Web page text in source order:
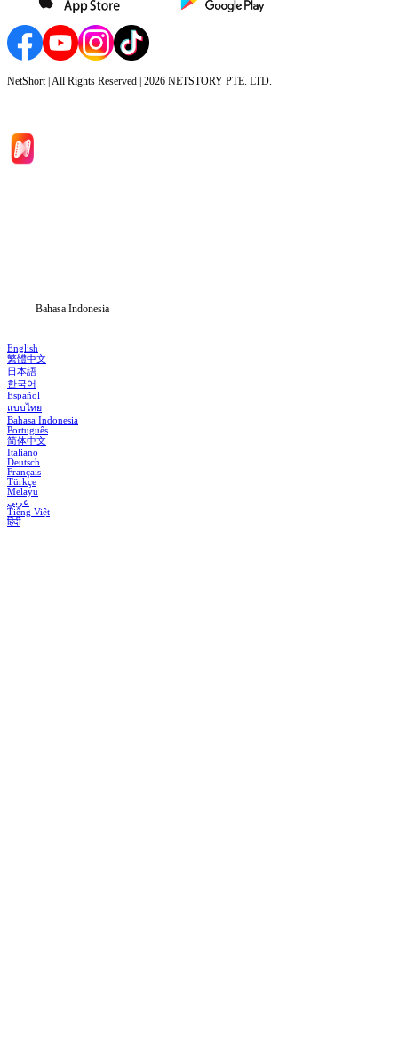
NetShort | All Rights Reserved | 2026 NETSTORY PTE. LTD.
Bahasa Indonesia
English
繁體中文
日本語
한국어
Español
แบบไทย
Bahasa Indonesia
Português
简体中文
Italiano
Deutsch
Français
Türkçe
Melayu
عربي
Tiếng Việt
हिंदी